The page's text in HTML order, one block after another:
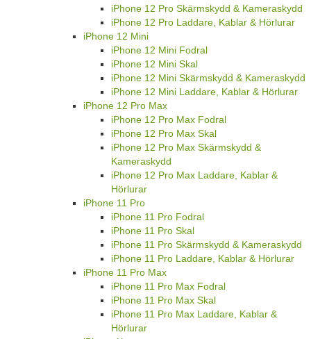
iPhone 12 Pro Skärmskydd & Kameraskydd
iPhone 12 Pro Laddare, Kablar & Hörlurar
iPhone 12 Mini
iPhone 12 Mini Fodral
iPhone 12 Mini Skal
iPhone 12 Mini Skärmskydd & Kameraskydd
iPhone 12 Mini Laddare, Kablar & Hörlurar
iPhone 12 Pro Max
iPhone 12 Pro Max Fodral
iPhone 12 Pro Max Skal
iPhone 12 Pro Max Skärmskydd &
Kameraskydd
iPhone 12 Pro Max Laddare, Kablar &
Hörlurar
iPhone 11 Pro
iPhone 11 Pro Fodral
iPhone 11 Pro Skal
iPhone 11 Pro Skärmskydd & Kameraskydd
iPhone 11 Pro Laddare, Kablar & Hörlurar
iPhone 11 Pro Max
iPhone 11 Pro Max Fodral
iPhone 11 Pro Max Skal
iPhone 11 Pro Max Laddare, Kablar &
Hörlurar